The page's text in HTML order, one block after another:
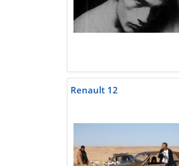
Renault 12